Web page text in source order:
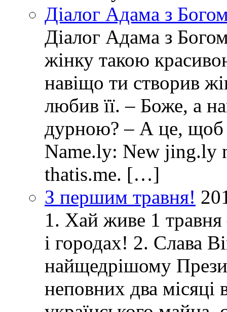
Діалог Адама з
Діалог Адама з
жінку такою
навіщо ти створив
любив її. – Боже, а
дурною? – А це, щоб
Name.ly: New jing.ly
thatis.me. […]
З першим травня!
1. Хай живе 1
і городах! 2. Слава
найщедрішому
неповних два місяці